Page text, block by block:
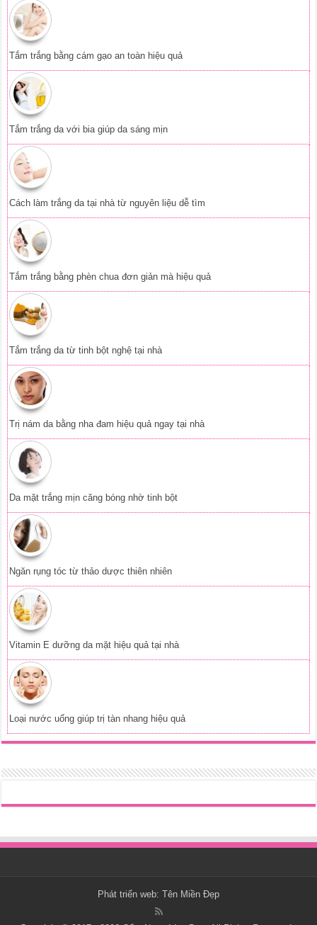
Tắm trắng bằng cám gạo an toàn hiệu quả
Tắm trắng da với bia giúp da sáng mịn
Cách làm trắng da tại nhà từ nguyên liệu dễ tìm
Tắm trắng bằng phèn chua đơn giản mà hiệu quả
Tắm trắng da từ tinh bột nghệ tại nhà
Trị nám da bằng nha đam hiệu quả ngay tại nhà
Da mặt trắng mịn căng bóng nhờ tinh bột
Ngăn rụng tóc từ thảo dược thiên nhiên
Vitamin E dưỡng da mặt hiệu quả tại nhà
Loại nước uống giúp trị tàn nhang hiệu quả
Phát triển web: Tên Miền Đẹp